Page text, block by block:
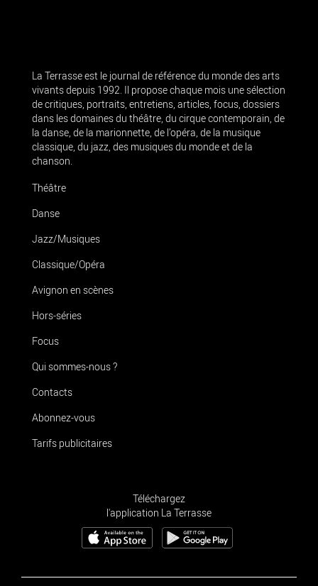
La Terrasse est le journal de référence du monde des arts
vivants depuis 1992. Il propose chaque mois une sélection
de critiques, portraits, entretiens, articles, focus, dossiers
dans les domaines du théâtre, du cirque contemporain, de
la danse, de la marionnette, de l’opéra, de la musique
classique, du jazz, des musiques du monde et de la
chanson.
Théâtre
Danse
Jazz/Musiques
Classique/Opéra
Avignon en scènes
Hors-séries
Focus
Qui sommes-nous ?
Contacts
Abonnez-vous
Tarifs publicitaires
Téléchargez
l'application La Terrasse